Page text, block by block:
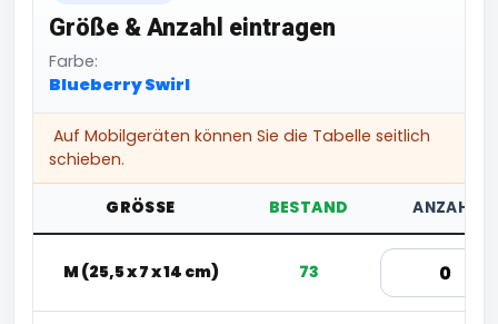
Größe & Anzahl eintragen
Farbe:
Blueberry Swirl
Auf Mobilgeräten können Sie die Tabelle seitlich
schieben.
GRÖSSE BESTAND ANZAHL
M (25,5 x 7 x 14 cm) 73